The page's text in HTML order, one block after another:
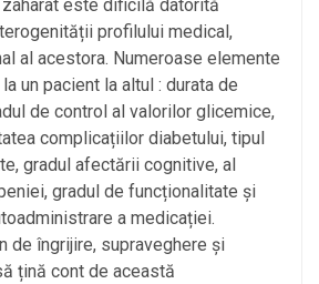
este dificilă datorită
profilului medical,
al acestora. Numeroase elemente
un pacient la altul : durata de
de control al valorilor glicemice,
complicațiilor diabetului, tipul
gradul afectării cognitive, al
gradul de funcționalitate și
a medicației.
de îngrijire, supraveghere și
țină cont de această